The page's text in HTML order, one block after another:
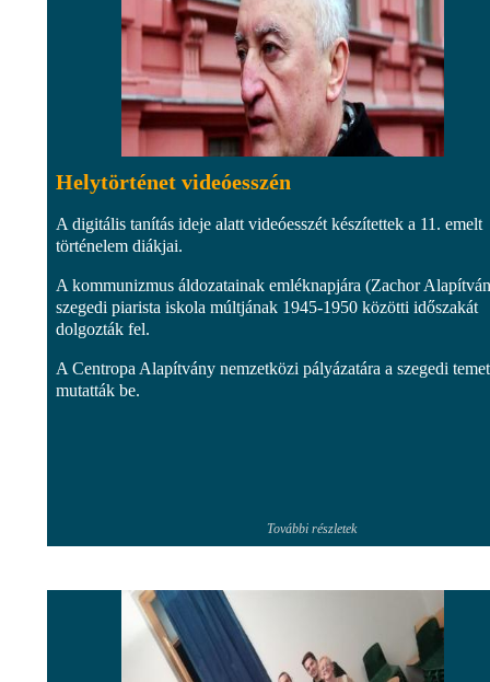
Helytörténet videóesszén
A digitális tanítás ideje alatt videóesszét készítettek a 11. emelt
történelem diákjai.
A kommunizmus áldozatainak emléknapjára (Zachor
szegedi piarista iskola múltjának 1945-1950 közötti időszakát
dolgozták fel.
A Centropa Alapítvány nemzetközi pályázatára a szegedi
mutatták be.
További részletek